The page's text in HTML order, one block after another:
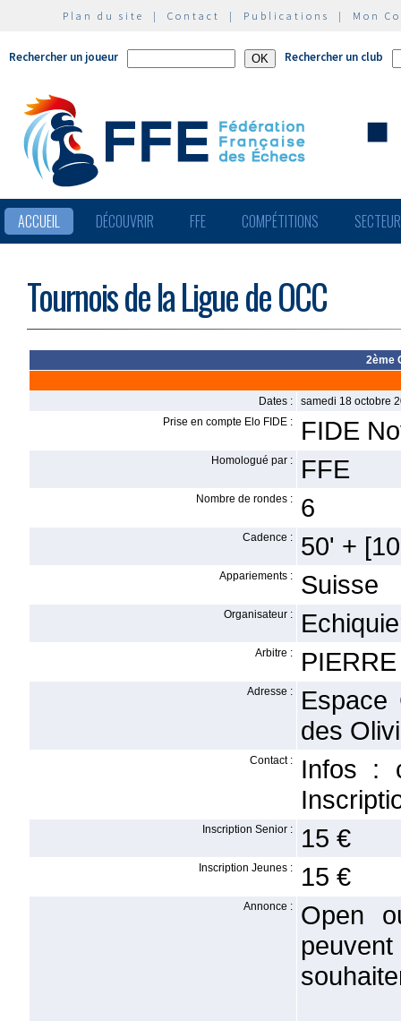
Plan du site | Contact | Publications | Mon
Rechercher un joueur Rechercher un club
ACCUEIL DÉCOUVRIR FFE COMPÉTITIONS
Tournois de la Ligue de OCC
2ème
Dates :
samedi 18 octobre
Prise en compte Elo FIDE :
FIDE
Homologué par : FFE
Nombre de rondes : 6
Cadence : 50' +
Appariements : Suisse
Organisateur :
Arbitre :
Adresse :
des
Contact :
Infos :
Inscription Senior : 15 €
Inscription Jeunes : 15 €
Annonce :
Open